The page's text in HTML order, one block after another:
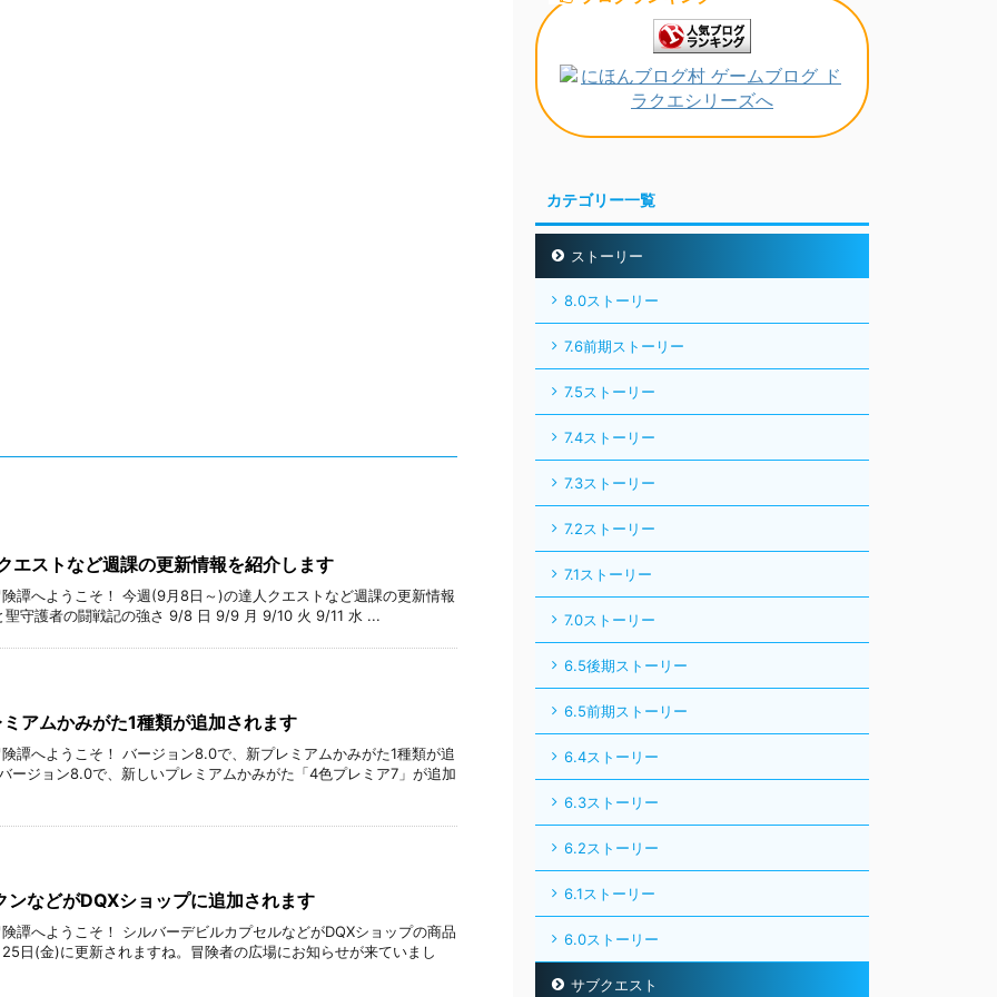
ストなど週課の更新情報を紹介します
譚へようこそ！ 今週(9月8日～)の達人クエストなど週課の更新情報
聖守護者の闘戦記の強さ 9/8 日 9/9 月 9/10 火 9/11 水 ...
アムかみがた1種類が追加されます
譚へようこそ！ バージョン8.0で、新プレミアムかみがた1種類が追
ージョン8.0で、新しいプレミアムかみがた「4色プレミア7」が追加
ンなどがDQXショップに追加されます
譚へようこそ！ シルバーデビルカプセルなどがDQXショップの商品
日(金)に更新されますね。冒険者の広場にお知らせが来ていまし
カテゴリー一覧
ストーリー
8.0ストーリー
7.6前期ストーリー
7.5ストーリー
7.4ストーリー
7.3ストーリー
7.2ストーリー
7.1ストーリー
7.0ストーリー
6.5後期ストーリー
6.5前期ストーリー
6.4ストーリー
6.3ストーリー
6.2ストーリー
6.1ストーリー
6.0ストーリー
サブクエスト